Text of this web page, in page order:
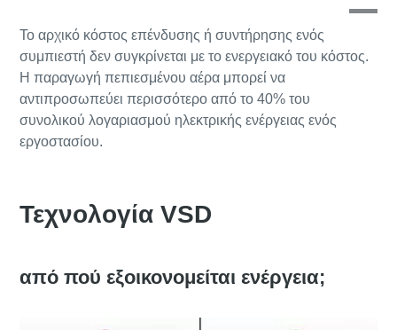
διαδικασία μεταφοράς πεπιεσμένου αέρα
Το αρχικό κόστος επένδυσης ή συντήρησης ενός
συμπιεστή δεν συγκρίνεται με το ενεργειακό του κόστος.
Η παραγωγή πεπιεσμένου αέρα μπορεί να
αντιπροσωπεύει περισσότερο από το 40% του
συνολικού λογαριασμού ηλεκτρικής ενέργειας ενός
εργοστασίου.
Τεχνολογία VSD
από πού εξοικονομείται ενέργεια;